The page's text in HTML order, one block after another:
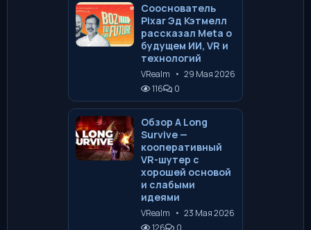
Сооснователь
Pixar Эд Кэтмелл
рассказал Meta о
будущем ИИ, VR и
технологий
VRealm • 29 Мая 2026
116
0
Обзор A Long
Survive —
кооперативный
VR-шутер с
хорошей основой
и слабыми
идеями
VRealm • 23 Мая 2026
126
0